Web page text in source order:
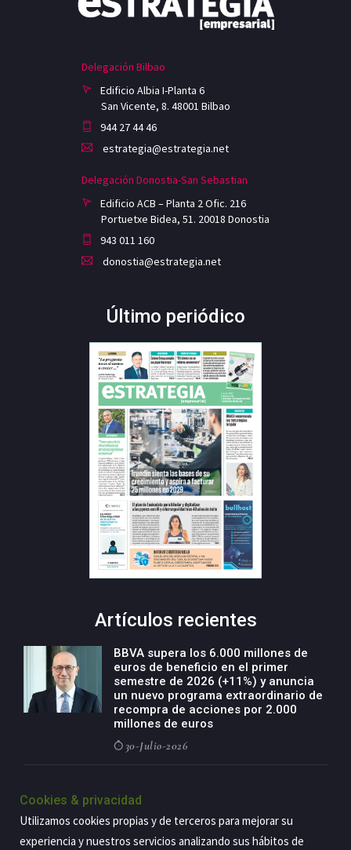
Delegación Bilbao
Edificio Albia I-Planta 6
San Vicente, 8. 48001 Bilbao
944 27 44 46
estrategia@estrategia.net
Delegación Donostia-San Sebastian
Edificio ACB – Planta 2 Ofic. 216
Portuetxe Bidea, 51. 20018 Donostia
943 011 160
donostia@estrategia.net
Último periódico
Artículos recientes
BBVA supera los 6.000 millones de
euros de beneficio en el primer
semestre de 2026 (+11%) y anuncia
un nuevo programa extraordinario de
recompra de acciones por 2.000
millones de euros
30-Julio-2026
negocio agro con un modelo global
países
Cookies & privacidad
Utilizamos cookies propias y de terceros para mejorar su
experiencia y nuestros servicios analizando sus hábitos de